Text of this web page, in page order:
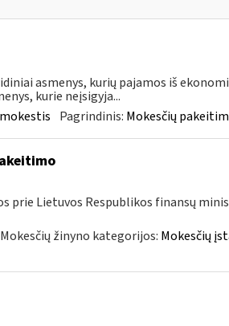
asmenys, kurių pajamos iš
kurie neįsigyja...
Pagrindinis: Mokesčių
prie Lietuvos Respublikos finansų
Mokesčių žinyno kategorijos: Mokesčių